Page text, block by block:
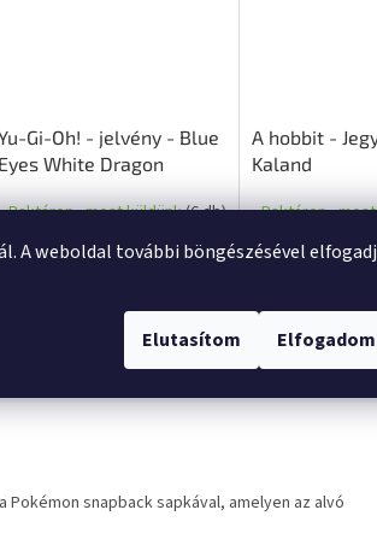
A weboldal további böngészésével
Elutasítom Elfogadom
Gi-Oh! - jelvény - Blue
Eyes White Dragon
Raktáron - most küldünk(6 db)
A hobbit -
Kaland
Raktáron -
Pokémon snapback sapkával, amelyen az alvó